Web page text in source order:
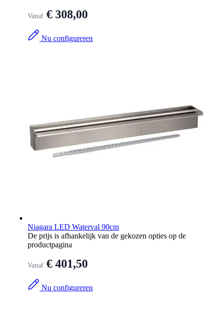
Vanaf € 308,00
Nu configureren
Niagara LED Waterval 90cm
De prijs is afhankelijk van de gekozen opties op de
productpagina
Vanaf € 401,50
Nu configureren